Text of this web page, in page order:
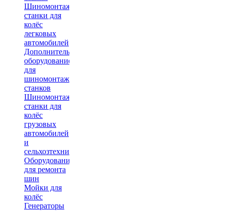
Шиномонтажные
станки для
колёс
легковых
автомобилей
Дополнительное
оборудование
для
шиномонтажных
станков
Шиномонтажные
станки для
колёс
грузовых
автомобилей
и
сельхозтехники
Оборудование
для ремонта
шин
Мойки для
колёс
Генераторы